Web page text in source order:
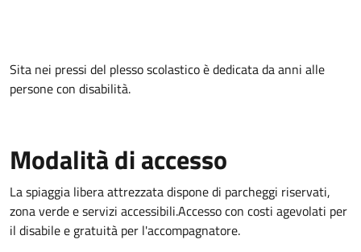
Sita nei pressi del plesso scolastico è dedicata da anni alle
persone con disabilità.
Modalità di accesso
La spiaggia libera attrezzata dispone di parcheggi riservati,
zona verde e servizi accessibili.Accesso con costi agevolati per
il disabile e gratuità per l'accompagnatore.